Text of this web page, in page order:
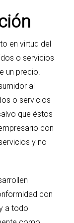
en virtud del
o servicios
un precio.
al
o servicios
que éstos
con
y no
con
a todo